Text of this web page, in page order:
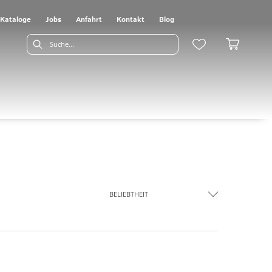
Kataloge Jobs Anfahrt Kontakt Blog
BELIEBTHEIT